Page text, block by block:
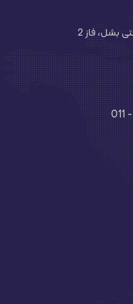
بشل، فاز 2